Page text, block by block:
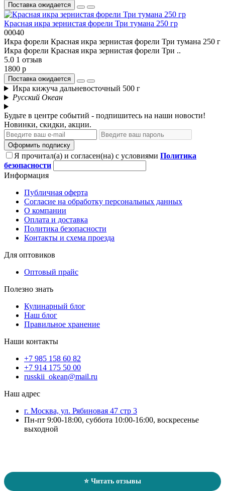
Поставка ожидается
Красная икра зернистая форели Три тумана 250 гр
00040
Икра форели Красная икра зернистая форели Три тумана 250 г
Икра форели Красная икра зернистая форели Три ..
5.0 1 отзыв
1800 р
Поставка ожидается
Икра кижуча дальневосточный 500 г
Русский Океан
Будьте в центре событий - подпишитесь на наши новости!
Новинки, скидки, акции.
Оформить подписку
Я прочитал(а) и согласен(на) с условиями Политика
безопасности
Информация
Публичная оферта
Согласие на обработку персональных данных
О компании
Оплата и доставка
Политика безопасности
Контакты и схема проезда
Для оптовиков
Оптовый прайс
Полезно знать
Кулинарный блог
Наш блог
Правильное хранение
Наши контакты
+7 985 158 60 82
+7 914 175 50 00
russkii_okean@mail.ru
Наш адрес
г. Москва, ул. Рябиновая 47 стр 3
Пн-пт 9:00-18:00, суббота 10:00-16:00, воскресенье
выходной
⭐ Читать отзывы